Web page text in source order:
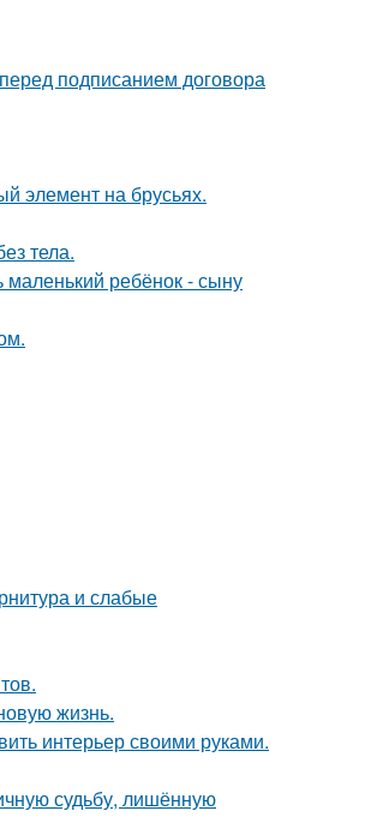
подписанием договора
элемент на брусьях.
тела.
ребёнок - сыну
и слабые
жизнь.
интерьер своими руками.
судьбу, лишённую